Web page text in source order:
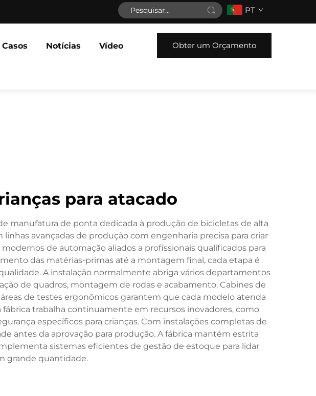
PT
Casos Notícias Vídeo Obter um Orçamento
para atacado
manufatura de ponta dedicada à produção de bicicletas de alta
avançadas de produção com engenharia precisa para criar
de automação aliados a profissionais qualificados para
das matérias-primas até a montagem final, cada etapa é
A instalação normalmente abriga vários departamentos
de quadros, montagem de rodas e acabamento. Cabines de
de testes ergonômicos garantem que cada modelo atenda
trabalha continuamente em recursos inovadores, como
específicos para crianças. Com instalações completas de
antes da aprovação para produção. A fábrica mantém estrita
sistemas eficientes de gestão de estoque para lidar
grande quantidade.